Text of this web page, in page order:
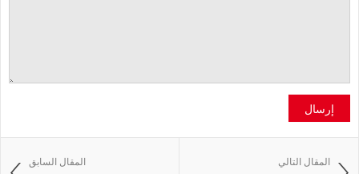
إرسال
المقال السابق المقال التالي